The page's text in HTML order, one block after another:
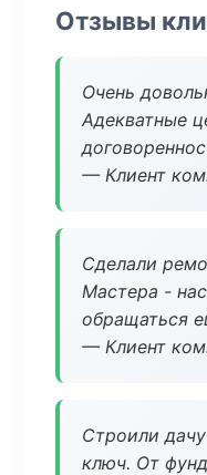
Отзывы
Очень
Адекватные
— Клиент
Сделали
Мастера -
обращаться
— Клиент
Строили
ключ. От